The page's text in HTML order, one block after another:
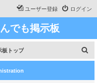
ログイン
ユーザー登録
でも掲示板
板トップ
索